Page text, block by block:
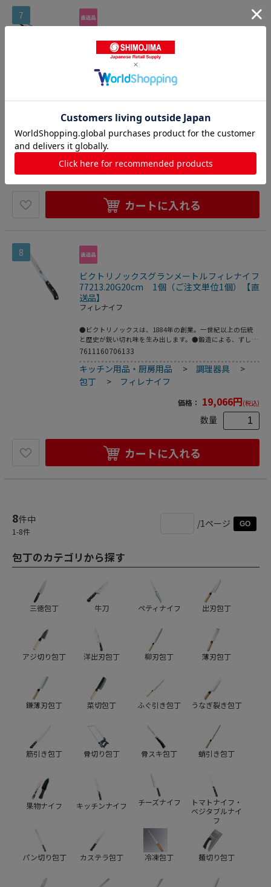
7
ブライトM11プロフィッシュフィレナイフ M12
1 16cm 1箱（ご注文単位1箱）【直送品】
フィレナイフ
●プロのニューステータスBriet-M11PRO特長と品質●モリ
ロ処理により高い硬度と靱性を与え､切れ味を一段と高めて
薬品等の高圧･高温殺菌洗浄を可能にした衛生的なハンドル
です｡※包丁の表示サイズは､すべて刃渡り寸法となっており
ます｡※抗菌※フレキシブル庖丁は柔軟性に優れており､折れ
にくい庖丁です｡●メーカー品番:M121●サイズ(cm):16●全
長(mm):275●質量(g):60●背厚(mm):2.2
2501200115399
キッチン用品・厨房用品>調理器具
包丁>フィレナイフ
価格：6,246円(税込)
カートに入れる
8
ビクトリノックスグランメートルフィレナイフ
77213.20G20cm 1個（ご注文単位1個）【直
送品】
フィレナイフ
●ビクトリノックスは、1884年の創業。一世紀以上の伝統
と歴史が鋭い切れ味を生み出します。●鍛造による、ずしり
とくる重量感、鋭い切味など。料理のプロフェッショナルを
しなるブレードは、魚を骨に沿って切り分けるのに最適で
す。●両刃●背厚：1．2mm●重量：178g
7611160706133
キッチン用品・厨房用品 >調理器具
>
包丁
> フィレナイフ
価格： 19,066円(税込)
数量
カートに入れる
8件中
1-8件
/1ページ GO
包丁のカテゴリから探す
三徳包丁 牛刀 ペティナイフ 出刃包丁
アジ切り包丁 洋出刃包丁 柳刃包丁 薄刃包丁
鎌薄刃包丁 菜切包丁 ふぐ引き包丁 うなぎ裂き包丁
筋引き包丁 骨切り包丁 骨スキ包丁 蛸引き包丁
果物ナイフ キッチンナイフ チーズナイフ
トマトナイフ・
ベジタブルナイ
フ
パン切り包丁 カステラ包丁 冷凍包丁 麺切り包丁